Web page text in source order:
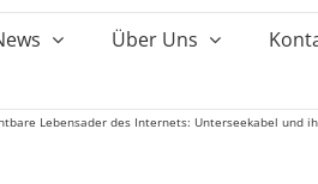
Über Uns
Lebensader des Internets: Unterseekabel und